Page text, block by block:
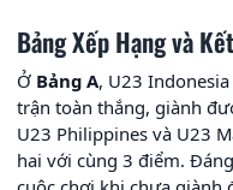
Bảng Xếp Hạng và
Ở Bảng A, U23
trận toàn thắng, giành
U23 Philippines và U23
hai với cùng 3 điểm.